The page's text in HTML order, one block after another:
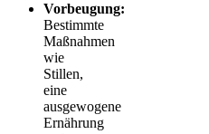
Vorbeugung:
Bestimmte
Maßnahmen
wie
Stillen,
eine
ausgewogene
Ernährung